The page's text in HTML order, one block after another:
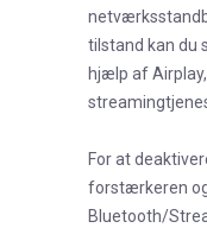
tilstand kan du
hjælp af
For at
forstærkeren
Bluetooth/